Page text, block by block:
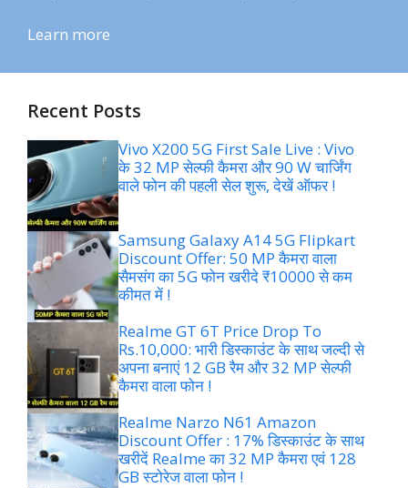
Learn more
Recent Posts
Vivo X200 5G First Sale Live : Vivo
के 32 MP सेल्फी कैमरा और 90 W चार्जिंग
वाले फोन की पहली सेल शुरू, देखें ऑफर !
Samsung Galaxy A14 5G Flipkart
Discount Offer: 50 MP कैमरा वाला
सैमसंग का 5G फोन खरीदे ₹10000 से कम
कीमत में !
Realme GT 6T Price Drop To
Rs.10,000: भारी डिस्काउंट के साथ जल्दी से
अपना बनाएं 12 GB रैम और 32 MP सेल्फी
कैमरा वाला फोन !
Realme Narzo N61 Amazon
Discount Offer : 17% डिस्काउंट के साथ
खरीदें Realme का 32 MP कैमरा एवं 128
GB स्टोरेज वाला फोन !